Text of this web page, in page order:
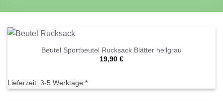
Beutel Sportbeutel Rucksack Blätter hellgrau
19,90 €
Lieferzeit: 3-5 Werktage *